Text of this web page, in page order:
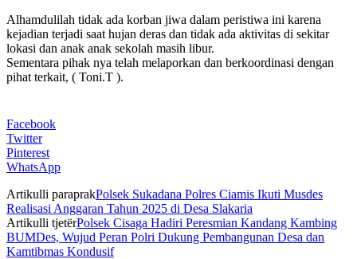
Alhamdulilah tidak ada korban jiwa dalam peristiwa ini karena
kejadian terjadi saat hujan deras dan tidak ada aktivitas di sekitar
lokasi dan anak anak sekolah masih libur.
Sementara pihak nya telah melaporkan dan berkoordinasi dengan
pihat terkait, ( Toni.T ).
Facebook
Twitter
Pinterest
WhatsApp
Artikulli paraprakPolsek Sukadana Polres Ciamis Ikuti Musdes
Realisasi Anggaran Tahun 2025 di Desa Slakaria
Artikulli tjetërPolsek Cisaga Hadiri Peresmian Kandang Kambing
BUMDes, Wujud Peran Polri Dukung Pembangunan Desa dan
Kamtibmas Kondusif